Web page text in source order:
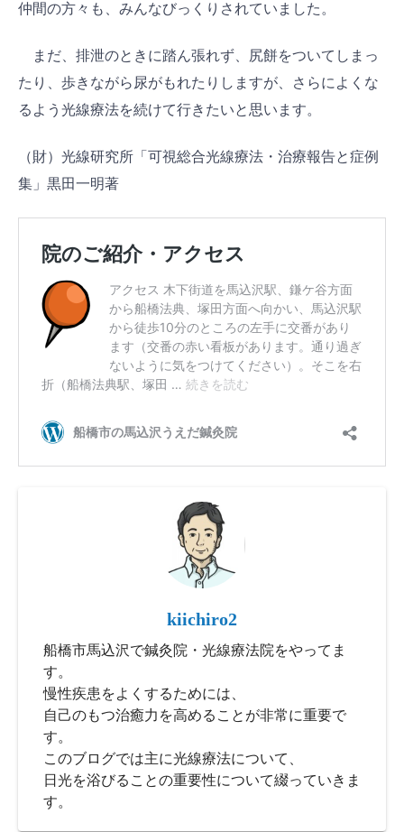
仲間の方々も、みんなびっくりされていました。
まだ、排泄のときに踏ん張れず、尻餅をついてしまっ
たり、歩きながら尿がもれたりしますが、さらによくな
るよう光線療法を続けて行きたいと思います。
（財）光線研究所「可視総合光線療法・治療報告と症例
集」黒田一明著
kiichiro2
船橋市馬込沢で鍼灸院・光線療法院をやってま
す。
慢性疾患をよくするためには、
自己のもつ治癒力を高めることが非常に重要で
す。
このブログでは主に光線療法について、
日光を浴びることの重要性について綴っていきま
す。